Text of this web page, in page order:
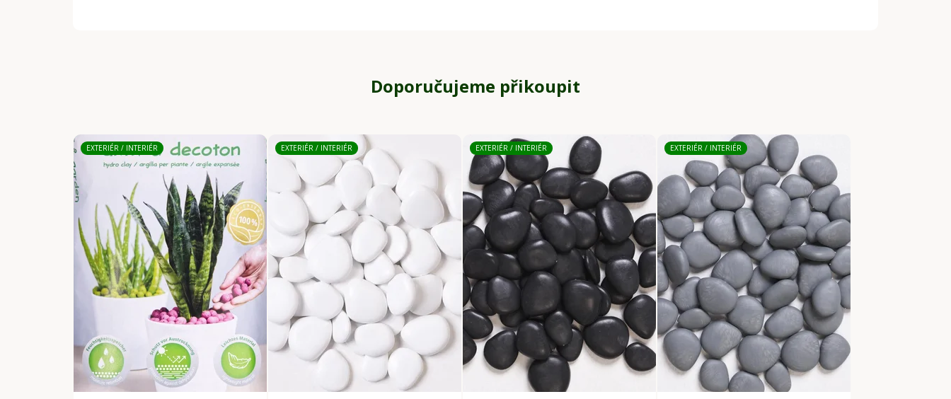
Doporučujeme přikoupit
EXTERIÉR / INTERIÉR EXTERIÉR / INTERIÉR EXTERIÉR / INTERIÉR EXTERIÉR / INTERIÉR